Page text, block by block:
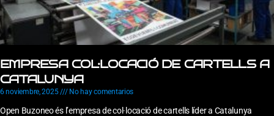
EMPRESA COL·LOCACIÓ DE CARTELLS A
CATALUNYA
6 noviembre, 2025 No hay comentarios
Open Buzoneo és l’empresa de col·locació de cartells líder a Catalunya